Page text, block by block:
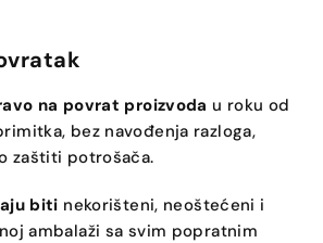
na povrat proizvoda u roku od
bez navođenja razloga,
zaštiti potrošača.
biti nekorišteni, neoštećeni i
ambalaži sa svim popratnim